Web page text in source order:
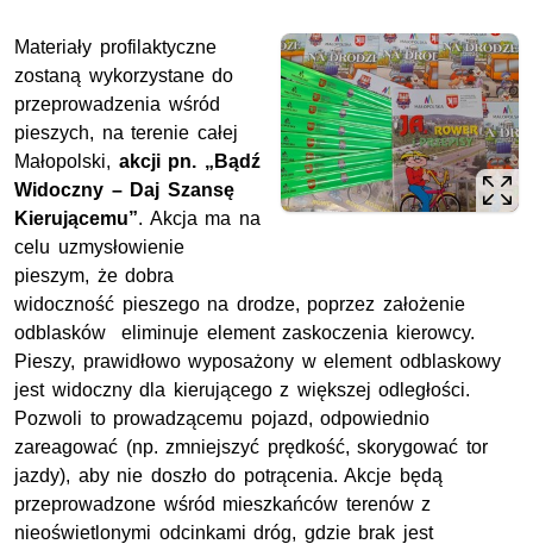
Materiały profilaktyczne
zostaną wykorzystane do
przeprowadzenia wśród
pieszych, na terenie całej
Małopolski, akcji pn. „Bądź
Widoczny – Daj Szansę
Kierującemu”. Akcja ma na
celu uzmysłowienie
pieszym, że dobra
widoczność pieszego na drodze, poprzez założenie
odblasków eliminuje element zaskoczenia kierowcy.
Pieszy, prawidłowo wyposażony w element odblaskowy
jest widoczny dla kierującego z większej odległości.
Pozwoli to prowadzącemu pojazd, odpowiednio
zareagować (np. zmniejszyć prędkość, skorygować tor
jazdy), aby nie doszło do potrącenia. Akcje będą
przeprowadzone wśród mieszkańców terenów z
nieoświetlonymi odcinkami dróg, gdzie brak jest